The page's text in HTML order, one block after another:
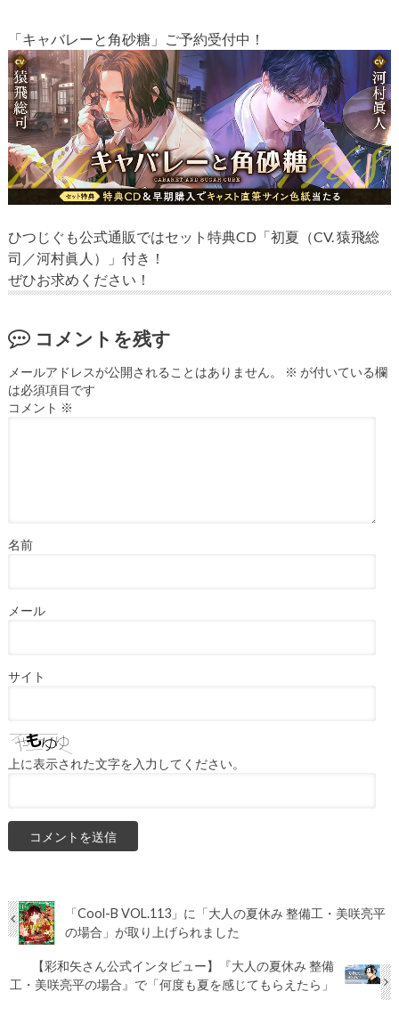
「キャバレーと角砂糖」ご予約受付中！
ひつじぐも公式通販ではセット特典CD「初夏（CV. 猿飛総
司／河村眞人）」付き！
ぜひお求めください！
コメントを残す
メールアドレスが公開されることはありません。 ※ が付いている欄
は必須項目です
コメント ※
名前
メール
サイト
上に表示された文字を入力してください。
「Cool-B VOL.113」に「大人の夏休み 整備工・美咲亮平
の場合」が取り上げられました
【彩和矢さん公式インタビュー】『大人の夏休み 整備
工・美咲亮平の場合』で「何度も夏を感じてもらえたら」